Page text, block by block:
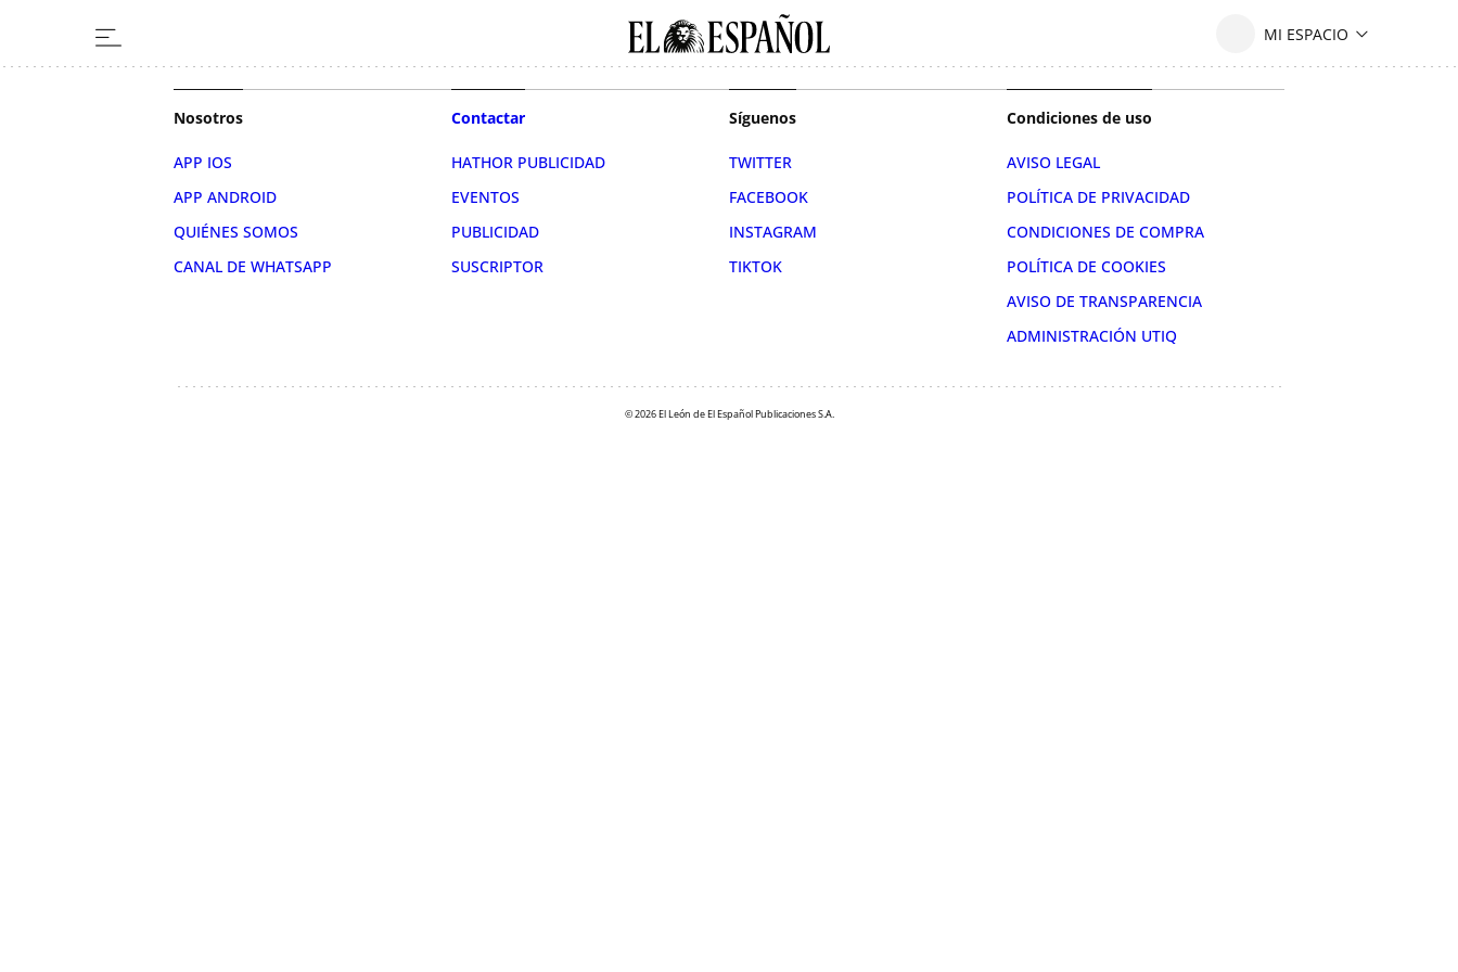
Nosotros
APP IOS
APP ANDROID
QUIÉNES SOMOS
CANAL DE WHATSAPP
Contactar
HATHOR PUBLICIDAD
EVENTOS
PUBLICIDAD
SUSCRIPTOR
Síguenos
TWITTER
FACEBOOK
INSTAGRAM
TIKTOK
Condiciones de uso
AVISO LEGAL
POLÍTICA DE PRIVACIDAD
CONDICIONES DE COMPRA
POLÍTICA DE COOKIES
AVISO DE TRANSPARENCIA
ADMINISTRACIÓN UTIQ
© 2026 El León de El Español Publicaciones S.A.